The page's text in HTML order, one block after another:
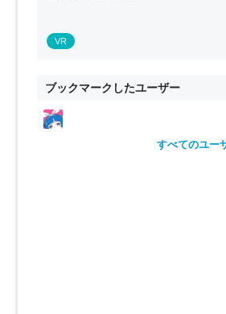
VR
ブックマークしたユーザー
すべてのユー